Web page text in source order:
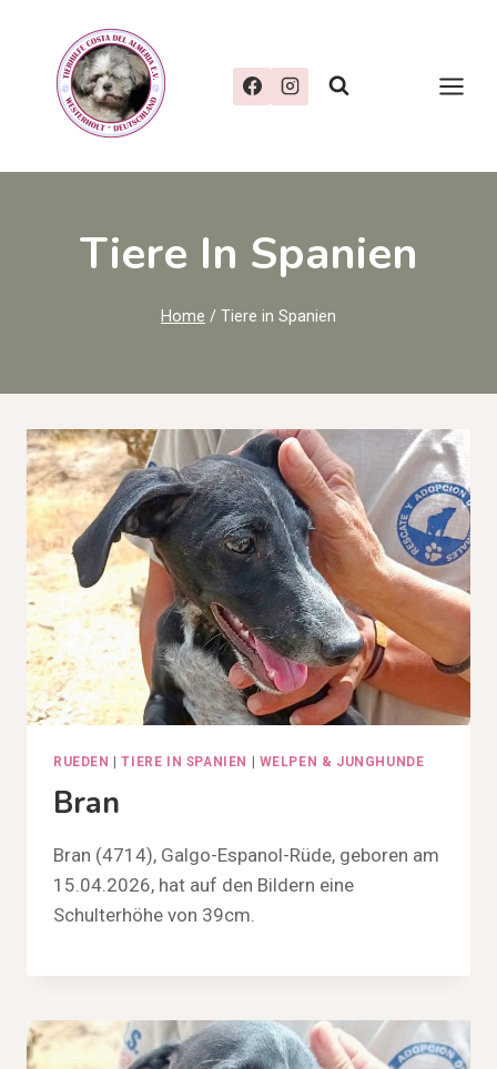
springen
Tiere In Spanien
Home / Tiere in Spanien
RUEDEN |TIERE IN SPANIEN | WELPEN & JUNGHUNDE
Bran
Bran (4714), Galgo-Espanol-Rüde, geboren am
15.04.2026, hat auf den Bildern eine
Schulterhöhe von 39cm.